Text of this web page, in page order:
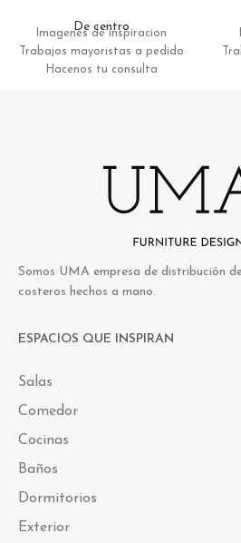
De centro
Imagenes de inspiracion
Trabajos mayoristas a pedido
Hacenos tu consulta
Somos UMA empresa de distribución
costeros hechos a mano.
ESPACIOS QUE INSPIRAN
Salas
Comedor
Cocinas
Baños
Dormitorios
Exterior